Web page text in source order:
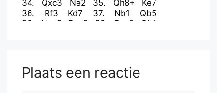
34. Qxc3 Ne2 35. Qh8+
Ke7
36. Rf3 Kd7 37. Nb1
Qb5
38. Nxa3 Rxa3 39. Rxa3
Qb1
Qc1+ 50. Kg4 h5+ 51.Kg3
Plaats een reactie